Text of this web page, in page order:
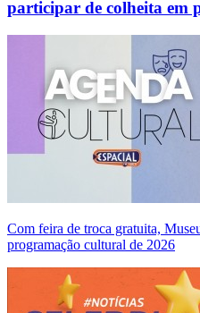
participar de colheita em
Com feira de troca gratuita,
programação cultural de 2026